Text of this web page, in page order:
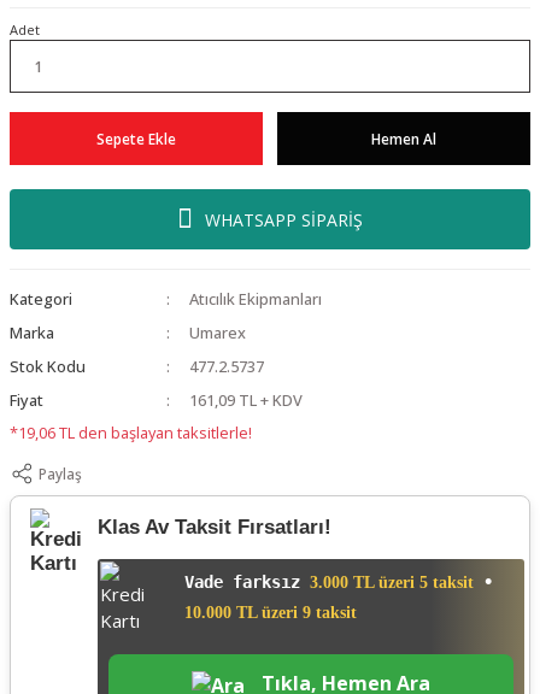
Adet
Sepete Ekle Hemen Al
WHATSAPP SİPARİŞ
Kategori
Atıcılık Ekipmanları
Marka
Umarex
Stok Kodu
477.2.5737
Fiyat
161,09 TL + KDV
*19,06 TL den başlayan taksitlerle!
Paylaş
Klas Av Taksit Fırsatları!
Vade farksız 3.000 TL üzeri 5 taksit •
10.000 TL üzeri 9 taksit
Tıkla, Hemen Ara